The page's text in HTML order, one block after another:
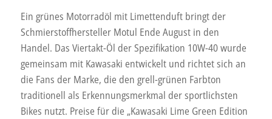
Ein grünes Motorradöl mit Limettenduft bringt der
Schmierstoffhersteller Motul Ende August in den
Handel. Das Viertakt-Öl der Spezifikation 10W-40 wurde
gemeinsam mit Kawasaki entwickelt und richtet sich an
die Fans der Marke, die den grell-grünen Farbton
traditionell als Erkennungsmerkmal der sportlichsten
Bikes nutzt. Preise für die „Kawasaki Lime Green Edition